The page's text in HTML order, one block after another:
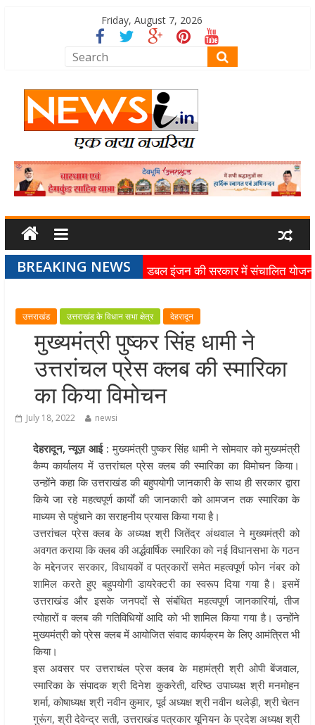
Friday, August 7, 2026
BREAKING NEWS
डबल इंजन की सरकार में संचालित
रहा है: मुख्यमंत्री
मुख्यमंत्री पुष्कर सिंह धामी ने हरकी पैड़ी
लेकर कांवड़ यात्रा मार्ग पर हेलीकॉप्टर से
शिवभक्तों पर पुष्पवर्षा कर उनका स्वागत
धर्मनगरी हरिद्वार में कांवड़ यात्रा के दौरान
अद्भुत संगम देखने को मिला
मुख्यमंत्री ने स्वास्थ्य सेवा शिविर का किया
शुभारंभ, श्रद्धालुओं को अपने हाथों से
भोजन
मुख्यमंत्री पुष्कर सिंह धामी ने
बटालियन गदरपुर का किया भ्रमण,
संवाद कर आपदा प्रबंधन व्यवस्थाओं की
जानकारी
उत्तराखंड उत्तराखंड के विधान सभा क्षेत्र देहरादून
मुख्यमंत्री पुष्कर सिंह धामी ने
उत्तरांचल प्रेस क्लब की स्मारिका
का किया विमोचन
July 18, 2022 newsi
देहरादून, न्यूज़ आई : मुख्यमंत्री पुष्कर सिंह धामी ने सोमवार को मुख्यमंत्री
कैम्प कार्यालय में उत्तरांचल प्रेस क्लब की स्मारिका का विमोचन किया।
उन्होंने कहा कि उत्तराखंड की बहुपयोगी जानकारी के साथ ही सरकार द्वारा
किये जा रहे महत्वपूर्ण कार्यों की जानकारी को आमजन तक स्मारिका के
माध्यम से पहुंचाने का सराहनीय प्रयास किया गया है।
उत्तरांचल प्रेस क्लब के अध्यक्ष श्री जितेंद्र अंथवाल ने मुख्यमंत्री को
अवगत कराया कि क्लब की अर्द्धवार्षिक स्मारिका को नई विधानसभा के गठन
के मद्देनजर सरकार, विधायकों व पत्रकारों समेत महत्वपूर्ण फोन नंबर को
शामिल करते हुए बहुपयोगी डायरेक्टरी का स्वरूप दिया गया है। इसमें
उत्तराखंड और इसके जनपदों से संबंधित महत्वपूर्ण जानकारियां, तीज
त्योहारों व क्लब की गतिविधियों आदि को भी शामिल किया गया है। उन्होंने
मुख्यमंत्री को प्रेस क्लब में आयोजित संवाद कार्यक्रम के लिए आमंत्रित भी
किया।
इस अवसर पर उत्तराचंल प्रेस क्लब के महामंत्री श्री ओपी बेंजवाल,
स्मारिका के संपादक श्री दिनेश कुकरेती, वरिष्ठ उपाध्यक्ष श्री मनमोहन
शर्मा, कोषाध्यक्ष श्री नवीन कुमार, पूर्व अध्यक्ष श्री नवीन थलेड़ी, श्री चेतन
गुरूंग, श्री देवेन्द्र सती, उत्तराखंड पत्रकार यूनियन के प्रदेश अध्यक्ष श्री